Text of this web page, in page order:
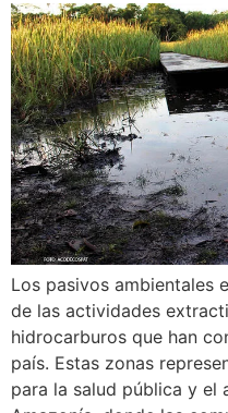
Los pasivos ambientales
de las actividades
hidrocarburos que han
país. Estas zonas
para la salud pública y el